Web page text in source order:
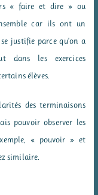
« faire et dire » ou
car ils ont un
justifie parce qu’on a
dans les exercices
élèves.
des terminaisons
pouvoir observer les
« pouvoir » et
similaire.